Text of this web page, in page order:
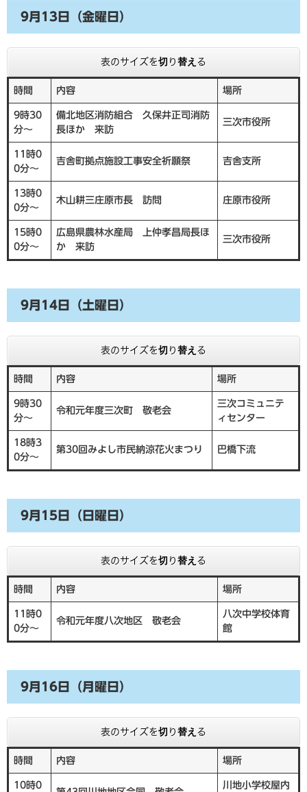
9月13日（金曜日）
表のサイズを切り替える
時間 内容 場所
9時30
分～
備北地区消防組合 久保井正司消防
長ほか 来訪
三次市役所
11時0
0分～
吉舎町拠点施設工事安全祈願祭 吉舎支所
13時0
0分～
木山耕三庄原市長 訪問 庄原市役所
15時0
0分～
広島県農林水産局 上仲孝昌局長ほ
か 来訪
三次市役所
9月14日（土曜日）
表のサイズを切り替える
時間 内容 場所
9時30
分～
令和元年度三次町 敬老会
三次コミュニテ
ィセンター
18時3
0分～
第30回みよし市民納涼花火まつり 巴橋下流
9月15日（日曜日）
表のサイズを切り替える
時間 内容 場所
11時0
0分～
令和元年度八次地区 敬老会
八次中学校体育
館
9月16日（月曜日）
表のサイズを切り替える
時間 内容 場所
10時0 川地小学校屋内